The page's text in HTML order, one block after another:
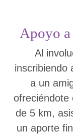
Apoyo
Al
inscribiendo
a un
ofreciéndote
de 5 km,
un aporte